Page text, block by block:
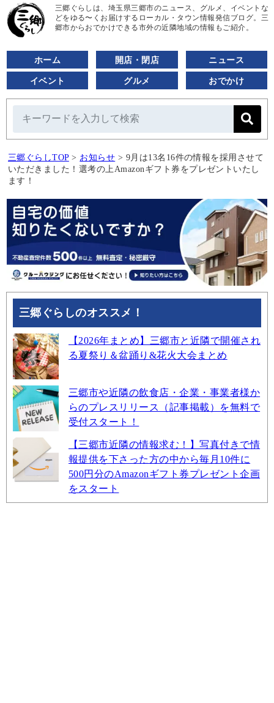
三郷ぐらしは、埼玉県三郷市のニュース、グルメ、イベントな
どをゆる〜くお届けするローカル・タウン情報発信ブログ。三
郷市からおでかけできる市外の近隣地域の情報もご紹介。
ホーム 開店・閉店 ニュース
イベント グルメ おでかけ
三郷ぐらしTOP > お知らせ > 9月は13名16件の情報を採用させて
いただきました！選考の上Amazonギフト券をプレゼントいたし
ます！
三郷ぐらしのオススメ！
【2026年まとめ】三郷市と近隣で開催され
る夏祭り＆盆踊り&花火大会まとめ
三郷市や近隣の飲食店・企業・事業者様か
らのプレスリリース（記事掲載）を無料で
受付スタート！
【三郷市近隣の情報求む！】写真付きで情
報提供を下さった方の中から毎月10件に
500円分のAmazonギフト券プレゼント企画
をスタート